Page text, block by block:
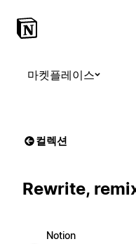
마켓플레이스
컬렉션
Rewrite,
Notion